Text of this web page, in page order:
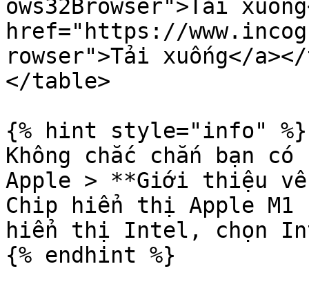
ows32Browser">Tải
href="https://
rowser">Tải xuống</
</table>
{% hint style="info" %}
Không chắc chắn bạn có
Apple > **Giới thiệu về
Chip hiển thị Apple M1
hiển thị Intel, chọn
{% endhint %}